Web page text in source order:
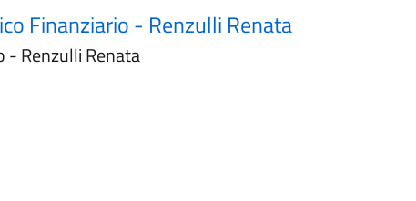
Finanziario - Renzulli Renata
Renzulli Renata